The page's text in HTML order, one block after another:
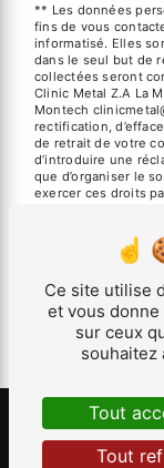
** Les données
fins de vous
informatisé. Elles
dans le seul but de
collectées seront
Clinic Metal Z.A La
Montech
rectification,
de retrait de votre
d’introduire une
que d’organiser le
exercer ces droits
impasse
l'adresse
être demandé.
prise de contact
fins probatoires et
vous inscrire sur la
disponible à cette
pour plus
Ce site utilise
et vous
sur ceux
souhaitez
Tout
Tout